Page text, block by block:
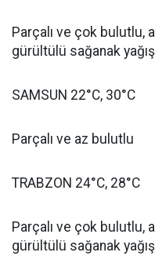
Parçalı ve çok bulutlu,
gürültülü sağanak
SAMSUN 22°C, 30°C
Parçalı ve az bulutlu
TRABZON 24°C, 28°C
Parçalı ve çok bulutlu,
gürültülü sağanak